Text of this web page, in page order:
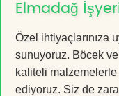
Elmadağ
Özel ihtiyaçlarınıza
sunuyoruz. Böcek
kaliteli malzemelerle
ediyoruz. Siz de